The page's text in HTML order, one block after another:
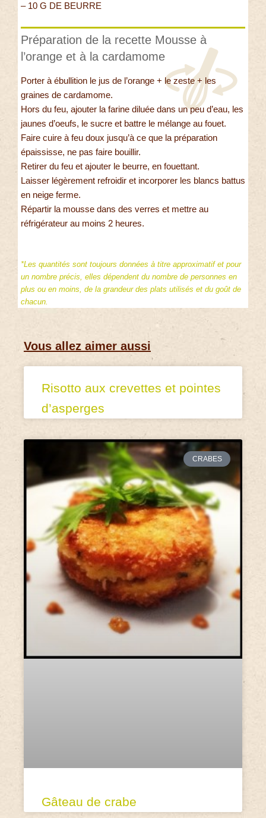
– 10 G DE BEURRE
Préparation de la recette Mousse à
l’orange et à la cardamome
Porter à ébullition le jus de l’orange + le zeste + les
graines de cardamome.
Hors du feu, ajouter la farine diluée dans un peu d’eau, les
jaunes d’oeufs, le sucre et battre le mélange au fouet.
Faire cuire à feu doux jusqu’à ce que la préparation
épaississe, ne pas faire bouillir.
Retirer du feu et ajouter le beurre, en fouettant.
Laisser légèrement refroidir et incorporer les blancs battus
en neige ferme.
Répartir la mousse dans des verres et mettre au
réfrigérateur au moins 2 heures.
*Les quantités sont toujours données à titre approximatif et pour
un nombre précis, elles dépendent du nombre de personnes en
plus ou en moins, de la grandeur des plats utilisés et du goût de
chacun.
Vous allez aimer aussi
Risotto aux crevettes et pointes
d’asperges
CRABES
Gâteau de crabe